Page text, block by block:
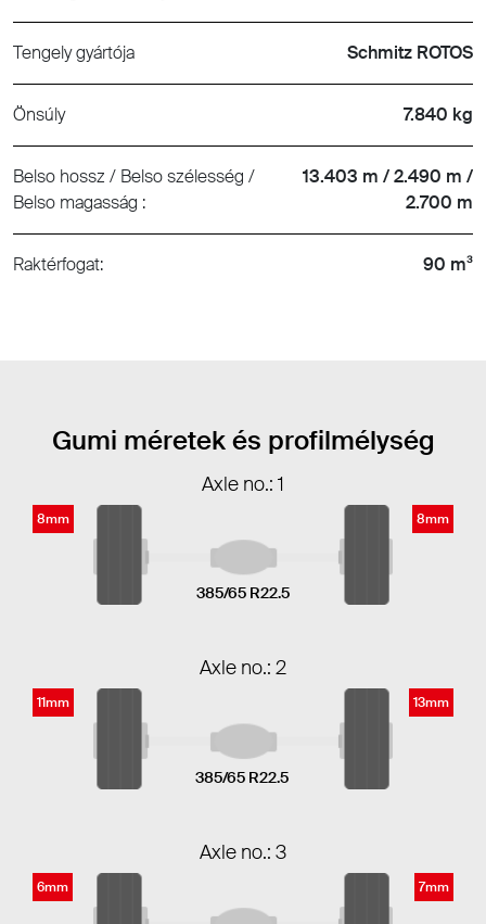
Tengely gyártója Schmitz ROTOS
Önsúly 7.840 kg
Belso hossz / Belso szélesség /
Belso magasság :
13.403 m / 2.490 m /
2.700 m
Raktérfogat: 90 m³
Gumi méretek és profilmélység
Axle no.: 1
8mm
385/65 R22.5
8mm
Axle no.: 2
11mm
385/65 R22.5
13mm
Axle no.: 3
6mm 7mm